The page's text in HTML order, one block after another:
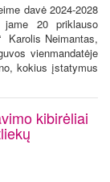
davė 2024-2028
20 priklauso
Karolis Neimantas,
vienmandatėje
kokius įstatymus
kibirėliai